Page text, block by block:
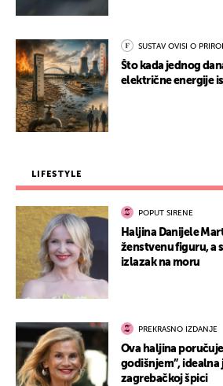
SUSTAV OVISI O
Što kada jednog
električne energije
LIFESTYLE
POPUT SIRENE
Haljina Danijele
ženstvenu figuru, a
izlazak na moru
PREKRASNO IZDANJE
Ova haljina poručuje
godišnjem”, idealna
zagrebačkoj špici